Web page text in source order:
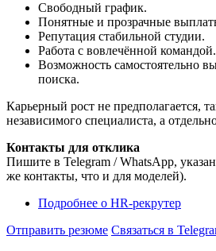
Свободный график.
Понятные и прозрачные
Репутация стабильной студии.
Работа с вовлечённой командой.
Возможность самостоятельно
поиска.
Карьерный рост не предполагается,
независимого специалиста, а
Контакты для отклика
Пишите в Telegram / WhatsApp,
же контакты, что и для моделей).
Подробнее о HR-рекрутер
Отправить резюме Связаться в